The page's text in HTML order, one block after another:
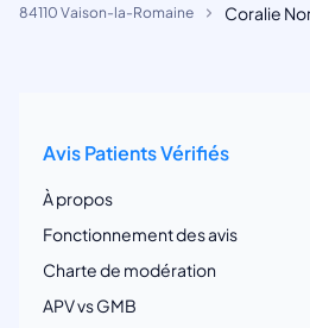
84110 Vaison-la-Romaine
Coralie
Avis Patients Vérifiés
À propos
Fonctionnement des avis
Charte de modération
APV vs GMB